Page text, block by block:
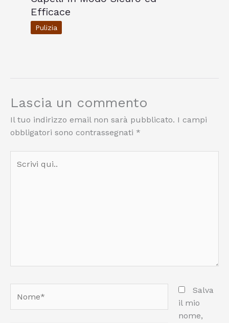
Efficace
Pulizia
Lascia un commento
Il tuo indirizzo email non sarà pubblicato. I campi
obbligatori sono contrassegnati *
qui..
Salva
il mio
nome,